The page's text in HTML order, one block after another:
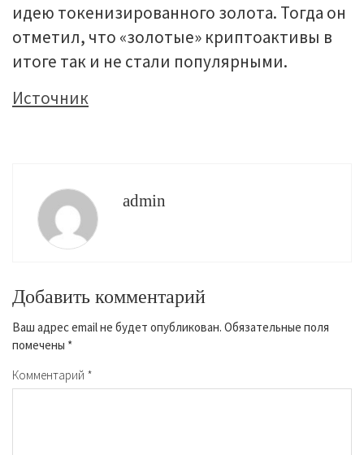
идею токенизированного золота. Тогда он
отметил, что «золотые» криптоактивы в
итоге так и не стали популярными.
Источник
admin
Добавить комментарий
Ваш адрес email не будет опубликован. Обязательные поля
помечены *
Комментарий *